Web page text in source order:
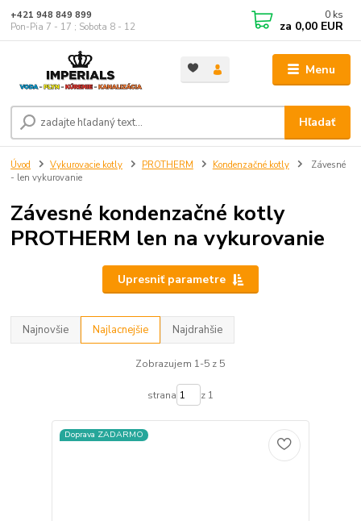
Menu
Hľadať
+421 948 849 899
Pon-Pia 7 - 17 ; Sobota 8 - 12
0 ks
za 0,00 EUR
Úvod Vykurovacie kotly PROTHERM Kondenzačné kotly
Závesné
- len vykurovanie
Závesné kondenzačné kotly
PROTHERM len na vykurovanie
Upresniť parametre
Najnovšie Najlacnejšie Najdrahšie
Zobrazujem 1-5 z 5
strana z 1
Doprava ZADARMO